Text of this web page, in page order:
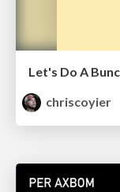
chriscoyier